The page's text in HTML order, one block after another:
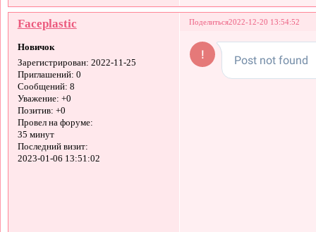
Поделиться2022-12-20 13:54:52
Faceplastic
Новичок
Зарегистрирован: 2022-11-25
Приглашений: 0
Сообщений: 8
Уважение: +0
Позитив: +0
Провел на форуме:
35 минут
Последний визит:
2023-01-06 13:51:02